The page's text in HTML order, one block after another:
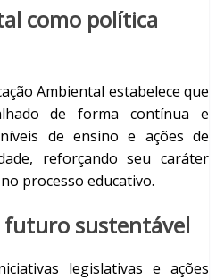
como política
Ambiental estabelece que
de forma contínua e
de ensino e ações de
reforçando seu caráter
processo educativo.
futuro sustentável
legislativas e ações